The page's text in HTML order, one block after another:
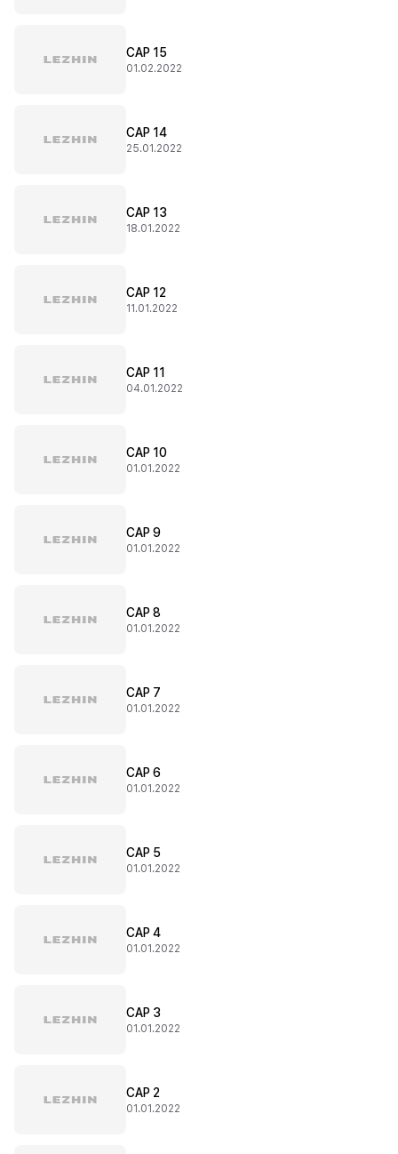
CAP 15
01.02.2022
CAP 14
25.01.2022
CAP 13
18.01.2022
CAP 12
11.01.2022
CAP 11
04.01.2022
CAP 10
01.01.2022
CAP 9
01.01.2022
CAP 8
01.01.2022
CAP 7
01.01.2022
CAP 6
01.01.2022
CAP 5
01.01.2022
CAP 4
01.01.2022
CAP 3
01.01.2022
CAP 2
01.01.2022